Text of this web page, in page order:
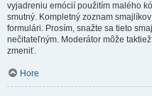
vyjadreniu emócií použitím malého
smutný. Kompletný zoznam
formulári. Prosím, snažte sa tieto
nečitateľným. Moderátor môže
zmeniť.
Hore